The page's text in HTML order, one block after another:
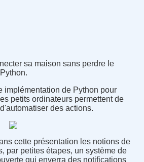
sa maison sans perdre le
implémentation de Python pour
petits ordinateurs permettent de
des actions.
cette présentation les notions de
par petites étapes, un système de
qui enverra des notifications